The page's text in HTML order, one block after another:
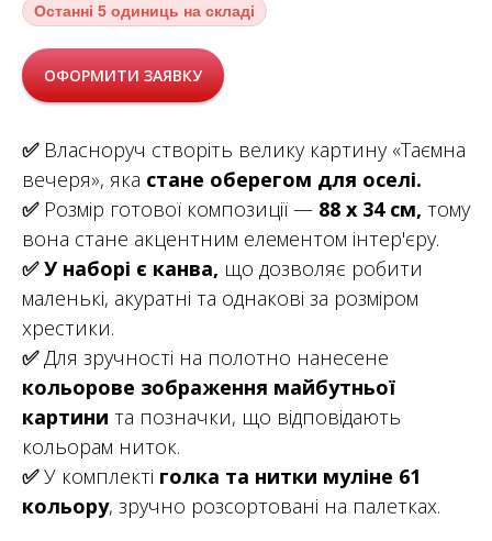
Останні 5 одиниць на складі
ОФОРМИТИ ЗАЯВКУ
✅Власноруч створіть велику картину «Таємна
вечеря», яка стане оберегом для оселі.
✅Розмір готової композиції — 88 х 34 см, тому
вона стане акцентним елементом інтер'єру.
✅ У наборі є канва, що дозволяє робити
маленькі, акуратні та однакові за розміром
хрестики.
✅Для зручності на полотно нанесене
кольорове зображення майбутньої
картини та позначки, що відповідають
кольорам ниток.
✅У комплекті голка та нитки муліне 61
кольору, зручно розсортовані на палетках.